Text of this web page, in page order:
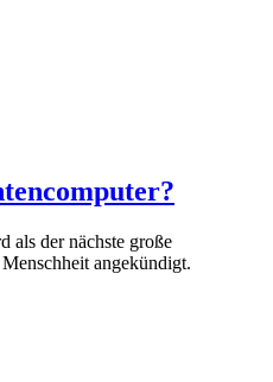
als der nächste große
angekündigt.